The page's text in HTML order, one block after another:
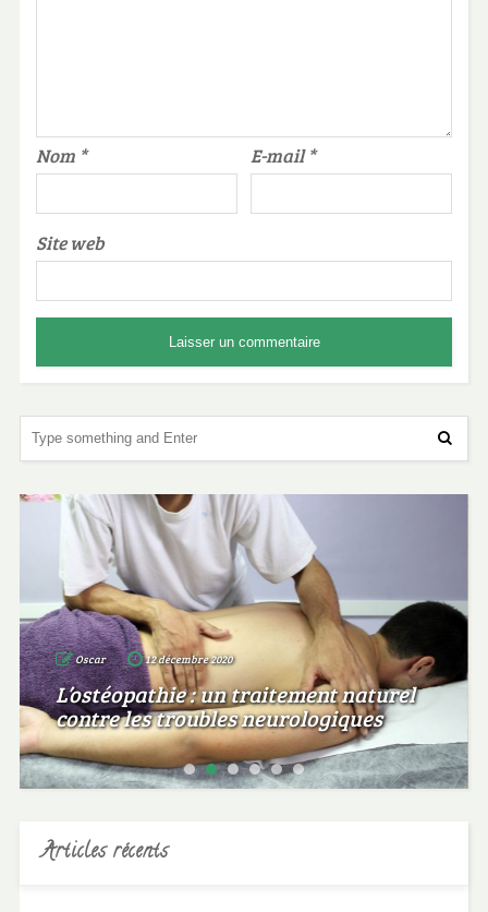
Nom * E-mail*
Site web
Oscar 12 décembre 2020
L’ostéopathie : un traitement naturel
contre les troubles neurologiques
Articles récents